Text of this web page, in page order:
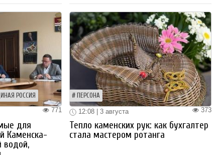
РОССИЯ
771
для
Каменска-
водой,
ПЕРСОНА
373
12:08 | 3 августа
Тепло каменских рук: как бухгалтер
стала мастером ротанга